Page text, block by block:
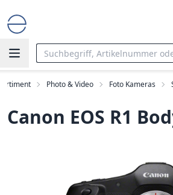
Photo & Video Foto Kameras
Canon EOS R1